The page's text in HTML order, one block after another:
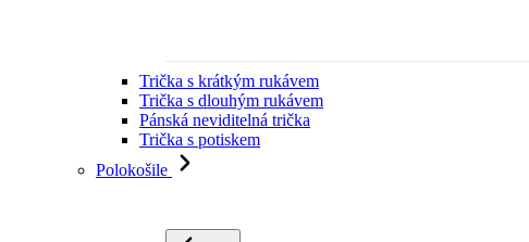
Trička s krátkým rukávem
Trička s dlouhým rukávem
Pánská neviditelná trička
Trička s potiskem
Polokošile